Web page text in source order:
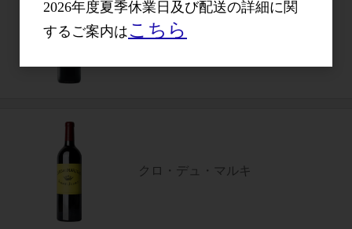
シャトー・タルボ
クロ・デュ・マルキ
2026年度夏季休業日及び配送の詳細に関
するご案内はこちら